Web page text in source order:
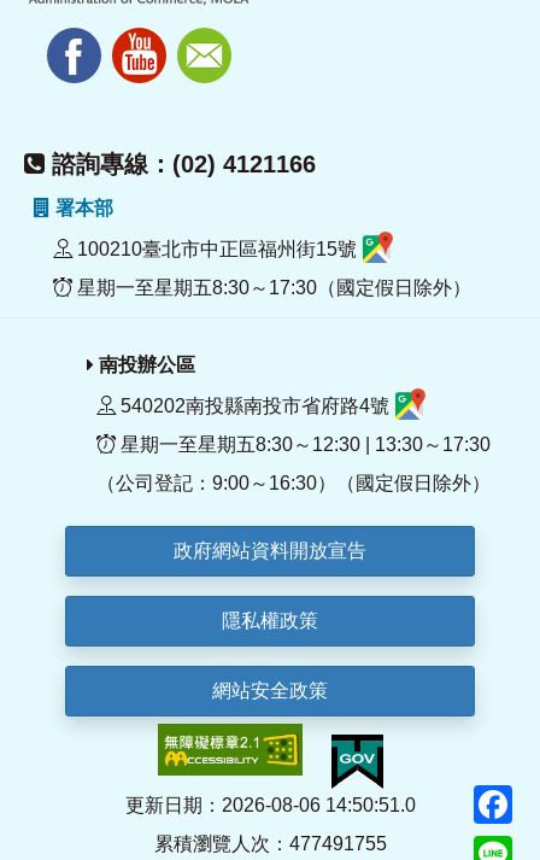
諮詢專線：(02) 4121166
署本部
100210臺北市中正區福州街15號
星期一至星期五8:30～17:30（國定假日除外）
南投辦公區
540202南投縣南投市省府路4號
星期一至星期五8:30～12:30 | 13:30～17:30
（公司登記：9:00～16:30）（國定假日除外）
政府網站資料開放宣告
隱私權政策
網站安全政策
更新日期：2026-08-06 14:50:51.0
累積瀏覽人次：477491755